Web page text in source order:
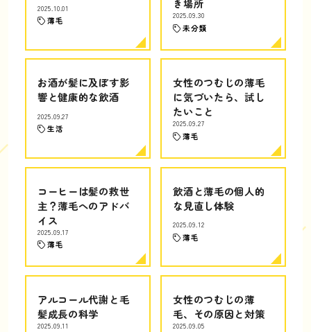
2025.10.01
薄毛
き場所
2025.09.30
未分類
お酒が髪に及ぼす影
響と健康的な飲酒
2025.09.27
生活
女性のつむじの薄毛
に気づいたら、試し
たいこと
2025.09.27
薄毛
コーヒーは髪の救世
主？薄毛へのアドバ
イス
2025.09.17
薄毛
飲酒と薄毛の個人的
な見直し体験
2025.09.12
薄毛
アルコール代謝と毛
髪成長の科学
2025.09.11
女性のつむじの薄
毛、その原因と対策
2025.09.05